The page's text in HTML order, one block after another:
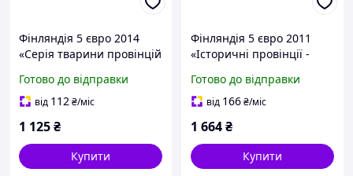
Фінляндія 5 євро 2014
«Серія тварини провінцій
(KM#207)
Готово до відправки
від 112₴/міс
1 125₴
Купити
Фінляндія 5 євро 2011
«Історичні провінції -
Готово до відправки
від 166₴/міс
1 664₴
Купити